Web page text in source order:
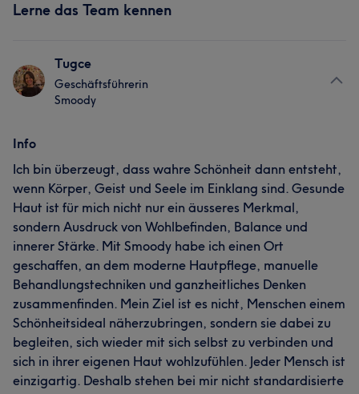
Lerne das Team kennen
Tugce
Geschäftsführerin
Smoody
Info
Ich bin überzeugt, dass wahre Schönheit dann entsteht,
wenn Körper, Geist und Seele im Einklang sind. Gesunde
Haut ist für mich nicht nur ein äusseres Merkmal,
sondern Ausdruck von Wohlbefinden, Balance und
innerer Stärke. Mit Smoody habe ich einen Ort
geschaffen, an dem moderne Hautpflege, manuelle
Behandlungstechniken und ganzheitliches Denken
zusammenfinden. Mein Ziel ist es nicht, Menschen einem
Schönheitsideal näherzubringen, sondern sie dabei zu
begleiten, sich wieder mit sich selbst zu verbinden und
sich in ihrer eigenen Haut wohlzufühlen. Jeder Mensch ist
einzigartig. Deshalb stehen bei mir nicht standardisierte